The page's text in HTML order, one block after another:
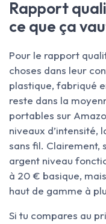
Rapport
ce que ça
Pour le rapport
choses dans leur
plastique, fabriqué
reste dans la
portables sur
niveaux d’intensité,
sans fil. Clairement,
argent niveau
à 20 € basique,
haut de gamme à
Si tu compares au